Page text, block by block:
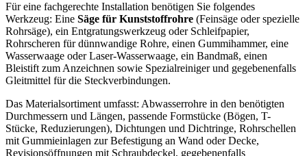
Für eine fachgerechte Installation benötigen Sie folgendes
Werkzeug: Eine Säge für Kunststoffrohre (Feinsäge oder spezielle
Rohrsäge), ein Entgratungswerkzeug oder Schleifpapier,
Rohrscheren für dünnwandige Rohre, einen Gummihammer, eine
Wasserwaage oder Laser-Wasserwaage, ein Bandmaß, einen
Bleistift zum Anzeichnen sowie Spezialreiniger und gegebenenfalls
Gleitmittel für die Steckverbindungen.
Das Materialsortiment umfasst: Abwasserrohre in den benötigten
Durchmessern und Längen, passende Formstücke (Bögen, T-
Stücke, Reduzierungen), Dichtungen und Dichtringe, Rohrschellen
mit Gummieinlagen zur Befestigung an Wand oder Decke,
Revisionsöffnungen mit Schraubdeckel, gegebenenfalls